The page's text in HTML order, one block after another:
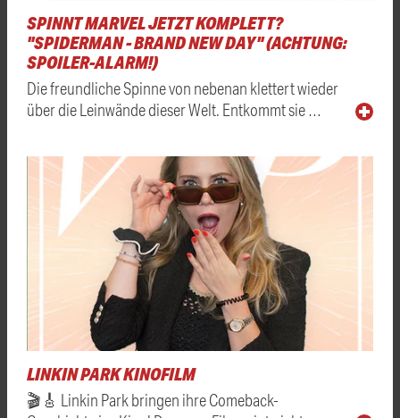
SPINNT MARVEL JETZT KOMPLETT?
"SPIDERMAN - BRAND NEW DAY" (ACHTUNG:
SPOILER-ALARM!)
Die freundliche Spinne von nebenan klettert wieder
über die Leinwände dieser Welt. Entkommt sie …
LINKIN PARK KINOFILM
🎬🎸 Linkin Park bringen ihre Comeback-